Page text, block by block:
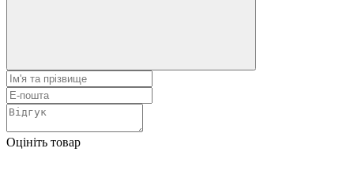
Оцініть товар